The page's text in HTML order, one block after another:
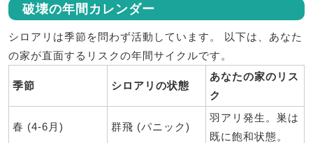
破壊の年間カレンダー
シロアリは季節を問わず活動しています。 以下は、あなた
の家が直面するリスクの年間サイクルです。
季節 シロアリの状態
あなたの家のリス
ク
春 (4-6月) 群飛 (パニック)
羽アリ発生。巣は
既に飽和状態。